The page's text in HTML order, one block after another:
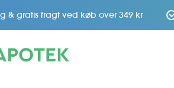
& gratis fragt ved køb over 349 kr